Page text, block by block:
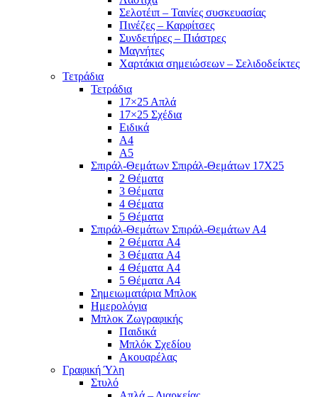
Σελοτέιπ – Ταινίες συσκευασίας
Πινέζες – Καρφίτσες
Συνδετήρες – Πιάστρες
Μαγνήτες
Χαρτάκια σημειώσεων – Σελιδοδείκτες
Τετράδια
Τετράδια
17×25 Απλά
17×25 Σχέδια
Ειδικά
Α4
Α5
Σπιράλ-Θεμάτων Σπιράλ-Θεμάτων 17Χ25
2 Θέματα
3 Θέματα
4 Θέματα
5 Θέματα
Σπιράλ-Θεμάτων Σπιράλ-Θεμάτων Α4
2 Θέματα A4
3 Θέματα A4
4 Θέματα A4
5 Θέματα A4
Σημειωματάρια Μπλοκ
Ημερολόγια
Μπλοκ Ζωγραφικής
Παιδικά
Μπλόκ Σχεδίου
Ακουαρέλας
Γραφική Ύλη
Στυλό